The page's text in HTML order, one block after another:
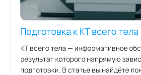
Подготовка к КТ всего тела
КТ всего тела — информативное
результат которого напрямую
подготовки. В статье вы найдёте